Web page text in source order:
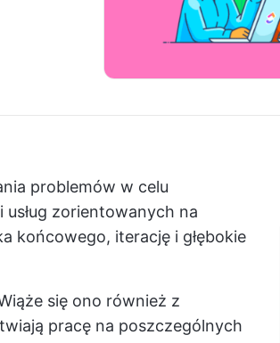
problemów w celu
zorientowanych na
końcowego, iterację i głębokie
się ono również z
pracę na poszczególnych